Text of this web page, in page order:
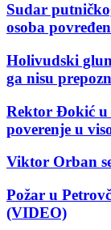
Sudar
osoba
Holivudski
ga nisu
Rektor Đokić u
poverenje u
Viktor Orban
Požar u
(VIDEO)